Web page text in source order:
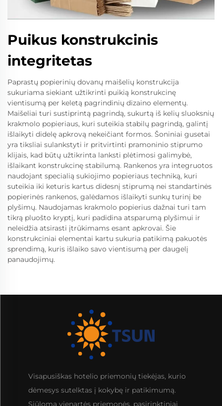
Puikus konstrukcinis
integritetas
Paprastų popierinių dovanų maišelių konstrukcija
sukuriama siekiant užtikrinti puikią konstrukcinę
vientisumą per keletą pagrindinių dizaino elementų.
Maišeliai turi sustiprintą pagrindą, sukurtą iš kelių sluoksnių
krakmolo popieriaus, kuri suteikia stabilų pagrindą, galintį
išlaikyti didelę apkrovą nekeičiant formos. Šoniniai gusetai
yra tiksliai sulankstyti ir pritvirtinti pramoninio stiprumo
klijais, kad būtų užtikrinta lanksti plėtimosi galimybė,
išlaikant konstrukcinę stabilumą. Rankenos yra integruotos
naudojant specialią sukiojimo popieriaus techniką, kuri
suteikia iki keturis kartus didesnį stiprumą nei standartinės
popierinės rankenos, galėdamos išlaikyti sunkų turinį be
plyšimų. Naudojamas krakmolo popierius dažnai turi tam
tikrą pluošto kryptį, kuri padidina atsparumą plyšimui ir
neleidžia atsirasti įtrūkimams esant apkrovai. Šie
konstrukciniai elementai kartu sukuria patikimą pakuotės
sprendimą, kuris išlaiko savo vientisumą per daugelį
panaudojimų.
Visapusiškas hotelio priemonių tiekėjas, kurio
dėmesys sutelktas į kokybę ir patikimumą.
Siūloma vienartės priemonės, pasirinktiniai